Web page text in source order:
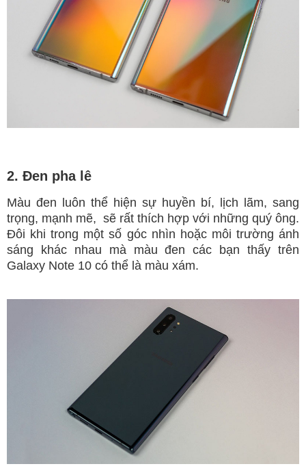
2. Đen pha lê
Màu đen luôn thể hiện sự huyền bí, lịch lãm, sang
trọng, mạnh mẽ, sẽ rất thích hợp với những quý ông.
Đôi khi trong một số góc nhìn hoặc môi trường ánh
sáng khác nhau mà màu đen các bạn thấy trên
Galaxy Note 10 có thể là màu xám.